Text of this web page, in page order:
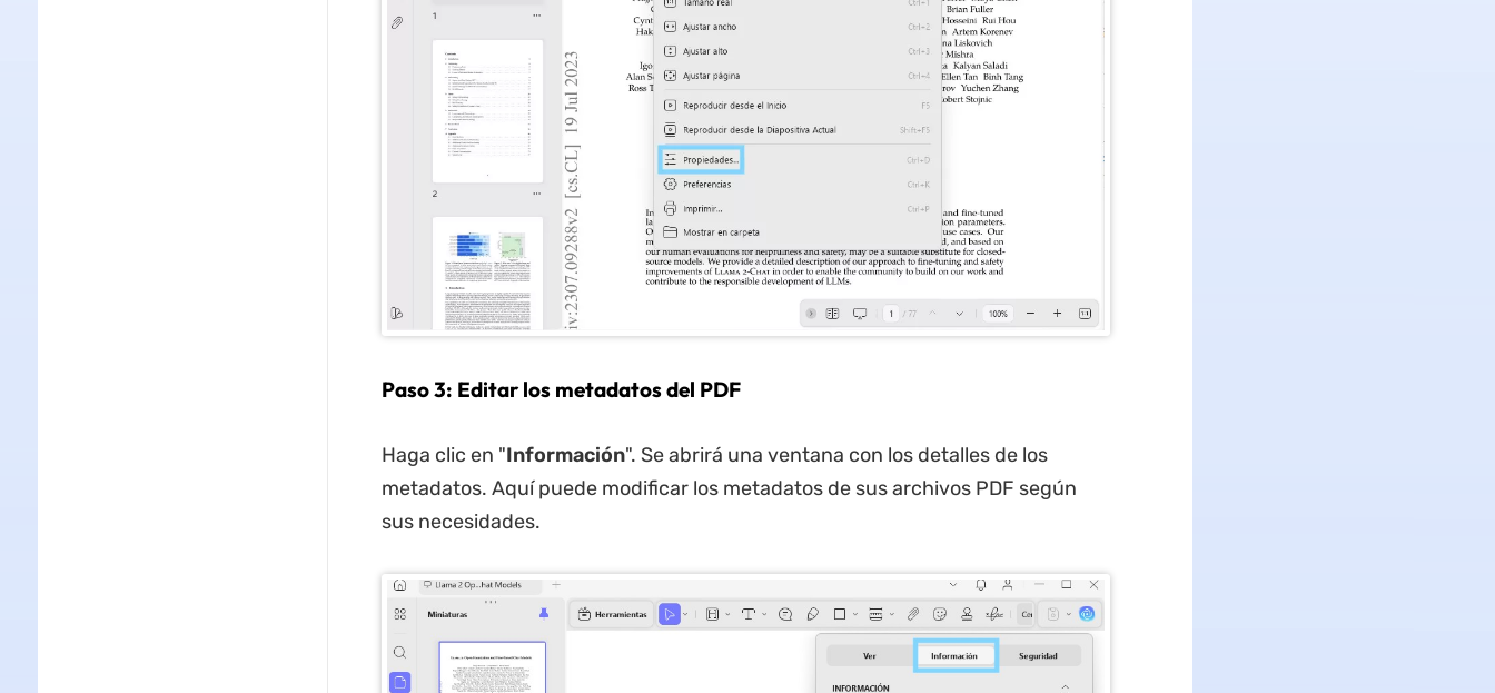
Paso 3: Editar los metadatos del PDF
Haga clic en "Información". Se abrirá una ventana con los detalles de los
metadatos. Aquí puede modificar los metadatos de sus archivos PDF según
sus necesidades.